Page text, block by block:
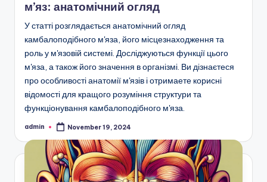
м’яз: анатомічний огляд
У статті розглядається анатомічний огляд
камбалоподібного м'яза, його місцезнаходження та
роль у м'язовій системі. Досліджуються функції цього
м'яза, а також його значення в організмі. Ви дізнаєтеся
про особливості анатомії м'язів і отримаете корисні
відомості для кращого розуміння структури та
функціонування камбалоподібного м'яза.
Posted
admin November 19, 2024